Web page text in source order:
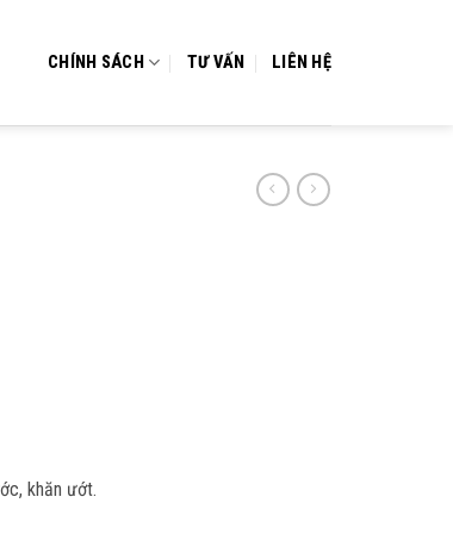
CHÍNH SÁCH TƯ VẤN LIÊN HỆ
khăn ướt.